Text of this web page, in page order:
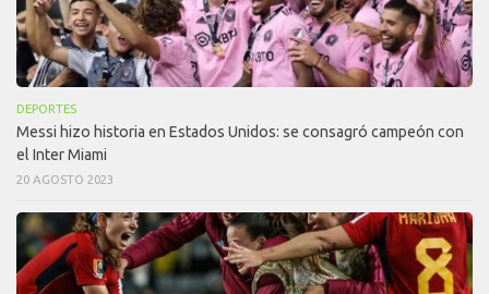
DEPORTES
Messi hizo historia en Estados Unidos: se consagró campeón con
el Inter Miami
20 AGOSTO 2023